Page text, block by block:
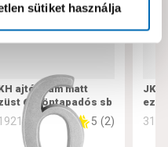
sütiket használja
ajtószám matt
6/9 öntapadós sb
5 (2)
JKH